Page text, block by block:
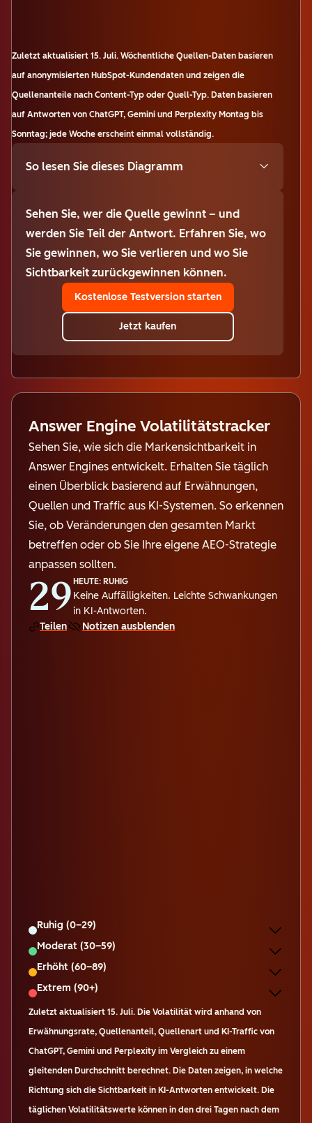
Zuletzt aktualisiert 15. Juli. Wöchentliche Quellen-Daten basieren
auf anonymisierten HubSpot-Kundendaten und zeigen die
Quellenanteile nach Content-Typ oder Quell-Typ. Daten basieren
auf Antworten von ChatGPT, Gemini und Perplexity Montag bis
Sonntag; jede Woche erscheint einmal vollständig.
So lesen Sie dieses Diagramm
Sehen Sie, wer die Quelle gewinnt – und
werden Sie Teil der Antwort. Erfahren Sie, wo
Sie gewinnen, wo Sie verlieren und wo Sie
Sichtbarkeit zurückgewinnen können.
Kostenlose Testversion starten
Jetzt kaufen
Answer Engine Volatilitätstracker
Sehen Sie, wie sich die Markensichtbarkeit in
Answer Engines entwickelt. Erhalten Sie täglich
einen Überblick basierend auf Erwähnungen,
Quellen und Traffic aus KI-Systemen. So erkennen
Sie, ob Veränderungen den gesamten Markt
betreffen oder ob Sie Ihre eigene AEO-Strategie
anpassen sollten.
29 HEUTE: RUHIG
Keine Auffälligkeiten. Leichte Schwankungen
in KI-Antworten.
Teilen
Notizen ausblenden
Ruhig (0–29)
Moderat (30–59)
Erhöht (60–89)
Extrem (90+)
Zuletzt aktualisiert 15. Juli. Die Volatilität wird anhand von
Erwähnungsrate, Quellenanteil, Quellenart und KI-Traffic von
ChatGPT, Gemini und Perplexity im Vergleich zu einem
gleitenden Durchschnitt berechnet. Die Daten zeigen, in welche
Richtung sich die Sichtbarkeit in KI-Antworten entwickelt. Die
täglichen Volatilitätswerte können in den drei Tagen nach dem